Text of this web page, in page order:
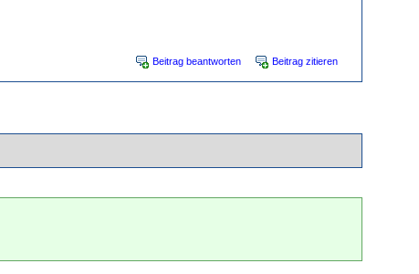
Beitrag beantworten Beitrag zitieren